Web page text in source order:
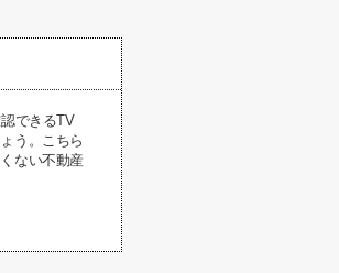
できるTV
う。こちら
ない不動産